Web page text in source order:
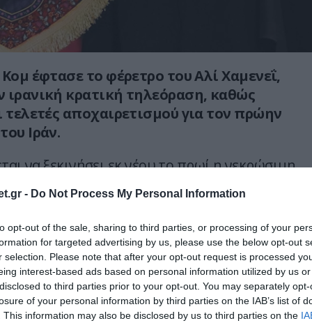
- Do Not Process My Personal Information
opt-out of the sale, sharing to third parties, or processing of your
for targeted advertising by us, please use the below opt-out
selection. Please note that after your opt-out request is processed
interest-based ads based on personal information utilized by us
to third parties prior to your opt-out. You may separately
of your personal information by third parties on the IAB’s list of
This information may also be disclosed by us to third parties on the
έφτασε το φέρετρο του Αλί Χαμενεΐ,
κρατική τηλεόραση, καθώς
τελετές αποχαιρετισμού για τον πρώην
Ιράν.
να ξεκινήσει εκ νέου το πρωί η νεκρώσιμη
κρατική τηλεόραση, «η σορός του μάρτυρα
Κομ»,με πλάνα να δείχνουν την άφιξη
που μετέφερε το φέρετρο.
FUNERAL RITES ENTER NEXT PHASE IN QOM